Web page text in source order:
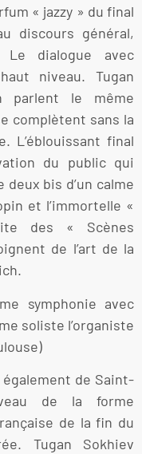
« jazzy » du final
discours général,
Le dialogue avec
niveau. Tugan
parlent le même
complètent sans la
L’éblouissant final
du public qui
bis d’un calme
et l’immortelle «
des « Scènes
de l’art de la
symphonie avec
soliste l’organiste
de Saint-
de la forme
de la fin du
Tugan Sokhiev